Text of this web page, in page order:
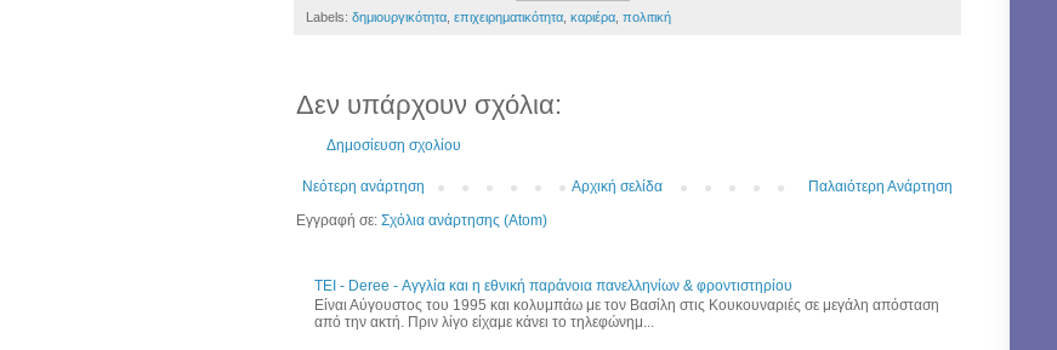
Labels: δημιουργικότητα, επιχειρηματικότητα, καριέρα, πολιτική
Δεν υπάρχουν σχόλια:
Δημοσίευση σχολίου
Νεότερη ανάρτηση Παλαιότερη Ανάρτηση
Αρχική σελίδα
Εγγραφή σε: Σχόλια ανάρτησης (Atom)
ΤΕΙ - Deree - Αγγλία και η εθνική παράνοια πανελληνίων & φροντιστηρίου
Είναι Αύγουστος του 1995 και κολυμπάω με τον Βασίλη στις Κουκουναριές σε μεγάλη απόσταση
από την ακτή. Πριν λίγο είχαμε κάνει το τηλεφώνημ...